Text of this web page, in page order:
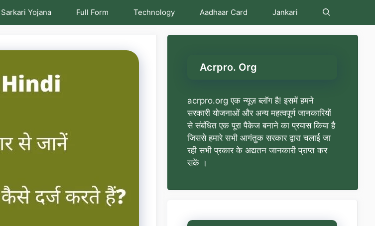
Sarkari Yojana Full Form Technology Aadhaar Card Jankari
Acrpro. Org
acrpro.org एक न्यूज़ ब्लॉग है! इसमें हमने
सरकारी योजनाओं और अन्य महत्वपूर्ण जानकारियों
से संबंधित एक पूरा पैकेज बनाने का प्रयास किया है
जिससे हमारे सभी आगंतुक सरकार द्वारा चलाई जा
रही सभी प्रकार के अद्यतन जानकारी प्राप्त कर
सकें ।